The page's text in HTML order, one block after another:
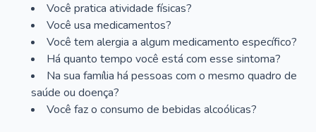
Você pratica atividade físicas?
Você usa medicamentos?
Você tem alergia a algum medicamento específico?
Há quanto tempo você está com esse sintoma?
Na sua família há pessoas com o mesmo quadro de
saúde ou doença?
Você faz o consumo de bebidas alcoólicas?